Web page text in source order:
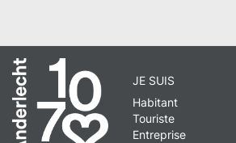
JE SUIS
Habitant
Touriste
Entreprise